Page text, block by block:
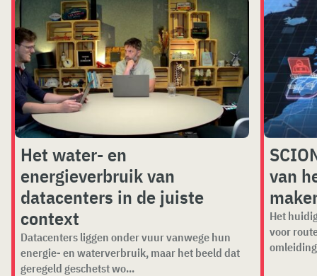
Het water- en
energieverbruik van
datacenters in de juiste
context
Datacenters liggen onder vuur vanwege hun
energie- en waterverbruik, maar het beeld dat
geregeld geschetst wo...
van
Het
voor